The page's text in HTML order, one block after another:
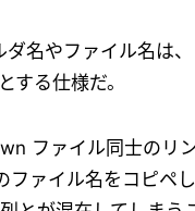
名やファイル名は
する仕様だ。
ファイル同士のリ
ァイル名をコピペ